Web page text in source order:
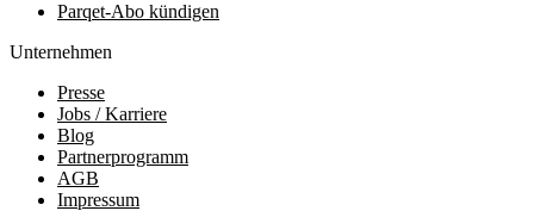
Parqet-Abo kündigen
Unternehmen
Presse
Jobs / Karriere
Blog
Partnerprogramm
AGB
Impressum